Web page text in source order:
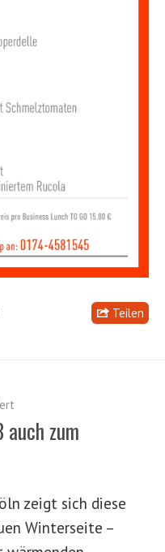
Teilen
auch zum
zeigt sich diese
Winterseite –